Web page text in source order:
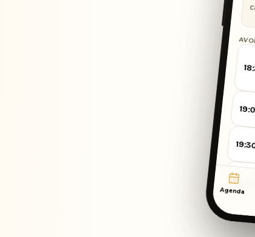
Aan iedereen aan te
Enorm gebruiksvriendelijk, alles
reservatieplatform, zo
mogelijk gebracht. Top! En daar
bovenop nog een eersteklas
Sofie Sommel
DAMME
20:00
Agenda